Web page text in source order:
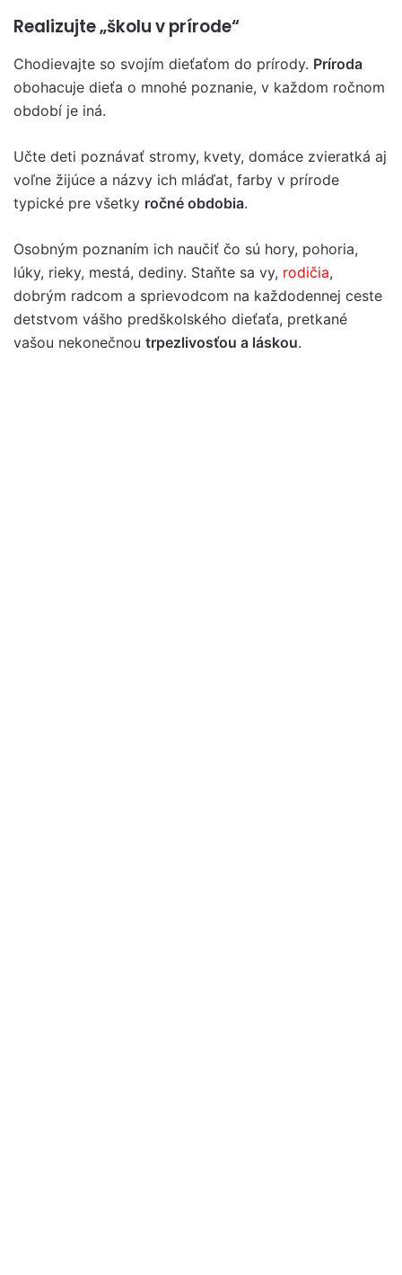
Realizujte „školu v prírode“
Chodievajte so svojím dieťaťom do prírody. Príroda
obohacuje dieťa o mnohé poznanie, v každom ročnom
období je iná.
Učte deti poznávať stromy, kvety, domáce zvieratká aj
voľne žijúce a názvy ich mláďat, farby v prírode
typické pre všetky ročné obdobia.
Osobným poznaním ich naučiť čo sú hory, pohoria,
lúky, rieky, mestá, dediny. Staňte sa vy, rodičia,
dobrým radcom a sprievodcom na každodennej ceste
detstvom vášho predškolského dieťaťa, pretkané
vašou nekonečnou trpezlivosťou a láskou.